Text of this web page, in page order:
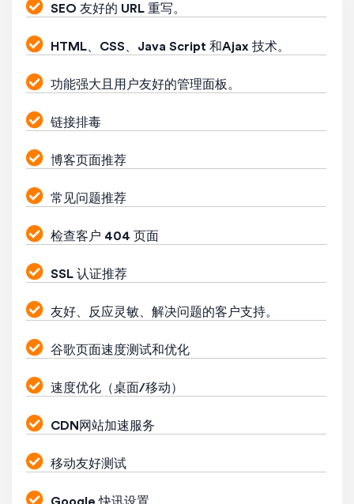
SEO 友好的 URL 重写。
HTML、CSS、Java Script 和Ajax 技术。
功能强大且用户友好的管理面板。
链接排毒
博客页面推荐
常见问题推荐
检查客户 404 页面
SSL 认证推荐
友好、反应灵敏、解决问题的客户支持。
谷歌页面速度测试和优化
速度优化（桌面/移动）
CDN网站加速服务
移动友好测试